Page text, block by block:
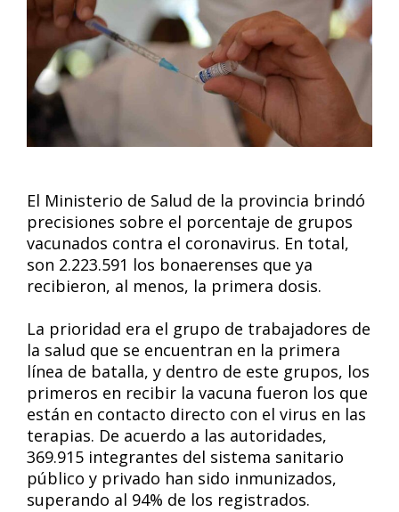
El Ministerio de Salud de la provincia brindó
precisiones sobre el porcentaje de grupos
vacunados contra el coronavirus. En total,
son 2.223.591 los bonaerenses que ya
recibieron, al menos, la primera dosis.
La prioridad era el grupo de trabajadores de
la salud que se encuentran en la primera
línea de batalla, y dentro de este grupos, los
primeros en recibir la vacuna fueron los que
están en contacto directo con el virus en las
terapias. De acuerdo a las autoridades,
369.915 integrantes del sistema sanitario
público y privado han sido inmunizados,
superando al 94% de los registrados.